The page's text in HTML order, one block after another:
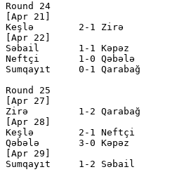
Round 24
[Apr 21]
Keşlə        2-1 Zirə
[Apr 22]
Səbail       1-1 Kəpəz
Neftçi       1-0 Qəbələ
Sumqayıt     0-1 Qarabağ
Round 25
[Apr 27]
Zirə         1-2 Qarabağ
[Apr 28]
Keşlə        2-1 Neftçi
Qəbələ       3-0 Kəpəz
[Apr 29]
Sumqayıt     1-2 Səbail